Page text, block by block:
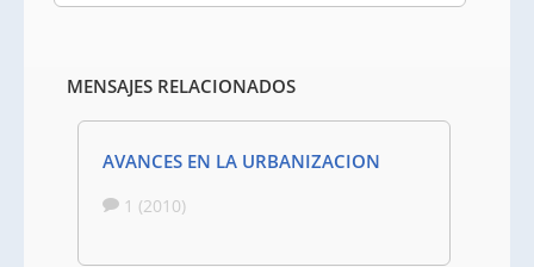
MENSAJES RELACIONADOS
AVANCES EN LA URBANIZACION
1 (2010)